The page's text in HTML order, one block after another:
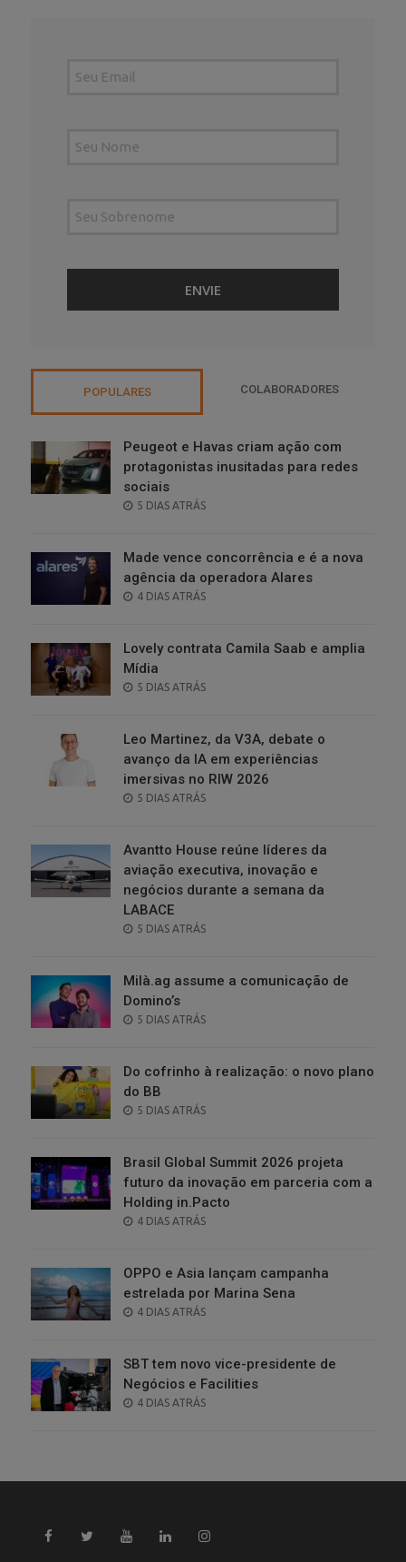
POPULARES COLABORADORES
Peugeot e Havas criam ação com
protagonistas inusitadas para redes
sociais
POSTED
5 DIAS ATRÁS
Made vence concorrência e é a nova
agência da operadora Alares
POSTED
4 DIAS ATRÁS
Lovely contrata Camila Saab e amplia
Mídia
POSTED
5 DIAS ATRÁS
Leo Martinez, da V3A, debate o
avanço da IA em experiências
imersivas no RIW 2026
POSTED
5 DIAS ATRÁS
Avantto House reúne líderes da
aviação executiva, inovação e
negócios durante a semana da
LABACE
POSTED
5 DIAS ATRÁS
Milà.ag assume a comunicação de
Domino’s
POSTED
5 DIAS ATRÁS
Do cofrinho à realização: o novo plano
do BB
POSTED
5 DIAS ATRÁS
Brasil Global Summit 2026 projeta
futuro da inovação em parceria com a
Holding in.Pacto
POSTED
4 DIAS ATRÁS
OPPO e Asia lançam campanha
estrelada por Marina Sena
POSTED
4 DIAS ATRÁS
SBT tem novo vice-presidente de
Negócios e Facilities
POSTED
4 DIAS ATRÁS